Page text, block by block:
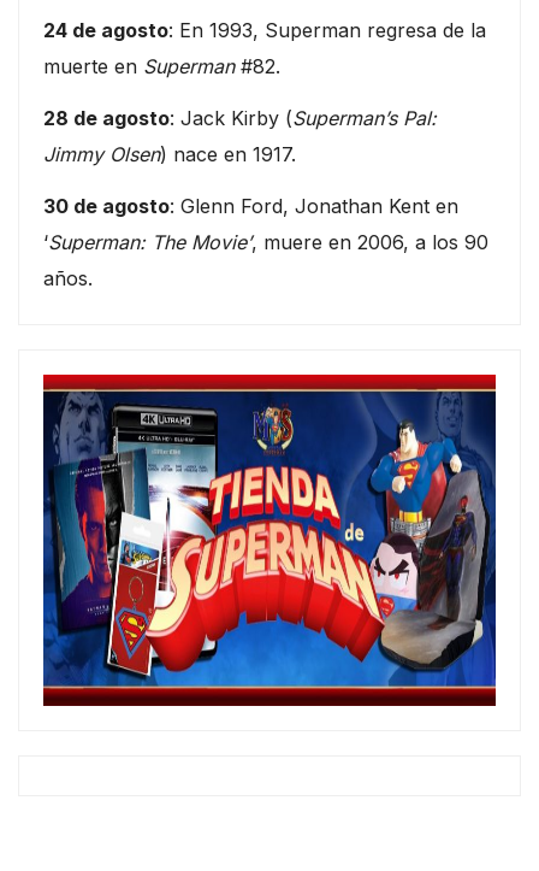
24 de agosto: En 1993, Superman regresa de la
muerte en Superman#82.
28 de agosto: Jack Kirby (Superman’s Pal:
Jimmy Olsen) nace en 1917.
30 de agosto: Glenn Ford, Jonathan Kent en
‘Superman: The Movie’, muere en 2006, a los 90
años.